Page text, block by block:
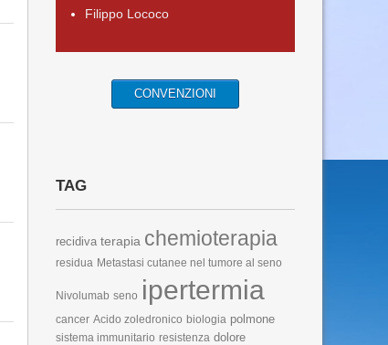
Filippo Lococo
CONVENZIONI
TAG
recidiva terapia chemioterapia
residua Metastasi cutanee nel tumore al seno
Nivolumab seno ipertermia
cancer Acido zoledronico biologia polmone
sistema immunitario resistenza dolore